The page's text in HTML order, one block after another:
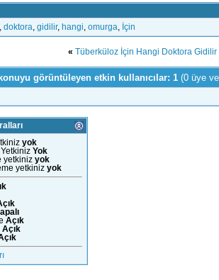
doktora gidilir, hangi omurga İçin
« Tüberküloz İçin Hangi Doktora
görüntüleyen etkin kullanıcılar: 1 (0 üye
yok
Yok
yetkiniz yok
yetkiniz yok
Açık
Açık